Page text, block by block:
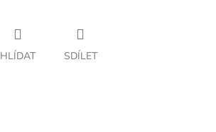
HLÍDAT SDÍLET